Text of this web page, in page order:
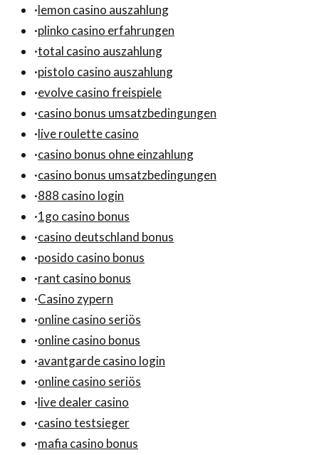
·lemon casino auszahlung
·plinko casino erfahrungen
·total casino auszahlung
·pistolo casino auszahlung
·evolve casino freispiele
·casino bonus umsatzbedingungen
·live roulette casino
·casino bonus ohne einzahlung
·casino bonus umsatzbedingungen
·888 casino login
·1go casino bonus
·casino deutschland bonus
·posido casino bonus
·rant casino bonus
·Casino zypern
·online casino seriös
·online casino bonus
·avantgarde casino login
·online casino seriös
·live dealer casino
·casino testsieger
·mafia casino bonus